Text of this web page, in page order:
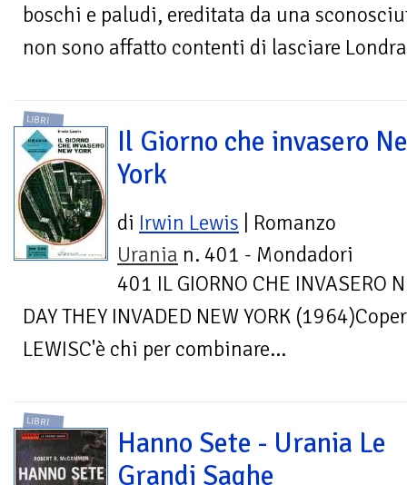
boschi e paludi, ereditata da una
non sono affatto contenti di lasciare
LIBRI
Il Giorno che invasero
York
di Irwin Lewis | Romanzo
Urania n. 401 - Mondadori
401 IL GIORNO CHE
DAY THEY INVADED NEW YORK
LEWISC'è chi per combinare...
LIBRI
Hanno Sete - Urania Le
Grandi Saghe